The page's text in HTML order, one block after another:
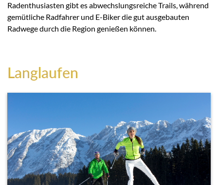
Radenthusiasten gibt es abwechslungsreiche Trails, während
gemütliche Radfahrer und E-Biker die gut ausgebauten
Radwege durch die Region genießen können.
Langlaufen